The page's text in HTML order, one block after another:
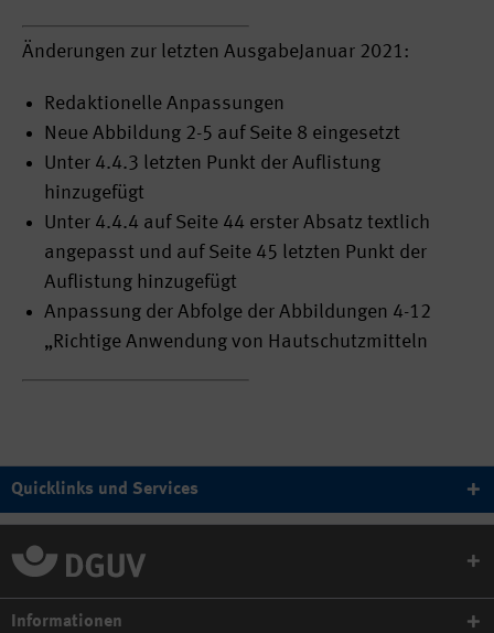
Änderungen zur letzten AusgabeJanuar 2021:
Redaktionelle Anpassungen
Neue Abbildung 2-5 auf Seite 8 eingesetzt
Unter 4.4.3 letzten Punkt der Auflistung
hinzugefügt
Unter 4.4.4 auf Seite 44 erster Absatz textlich
angepasst und auf Seite 45 letzten Punkt der
Auflistung hinzugefügt
Anpassung der Abfolge der Abbildungen 4-12
„Richtige Anwendung von Hautschutzmitteln
Quicklinks und Services
Informationen